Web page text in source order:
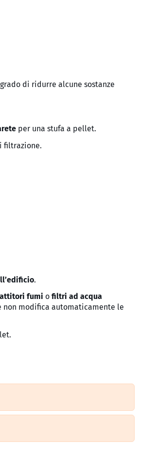
di ridurre alcune sostanze
per una stufa a pellet.
filtrazione.
.
fumi o filtri ad acqua
modifica automaticamente le